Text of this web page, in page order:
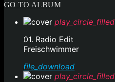
GO TO ALBUM
play_circle_filled
01. Radio Edit
Freischwimmer
file_download
play_circle_filled